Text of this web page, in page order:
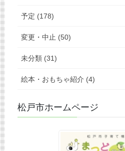
予定 (178)
変更・中止 (50)
未分類 (31)
絵本・おもちゃ紹介 (4)
松戸市ホームページ